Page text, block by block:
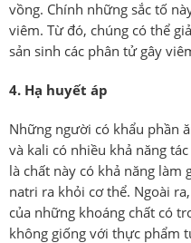
vồng. Chính những sắc tố
viêm. Từ đó, chúng có thể
sản sinh các phân tử gây
4. Hạ huyết áp
Những người có khẩu phần
và kali có nhiều khả năng
là chất này có khả năng làm
natri ra khỏi cơ thể. Ngoài
của những khoáng chất có
không giống với thực phẩm